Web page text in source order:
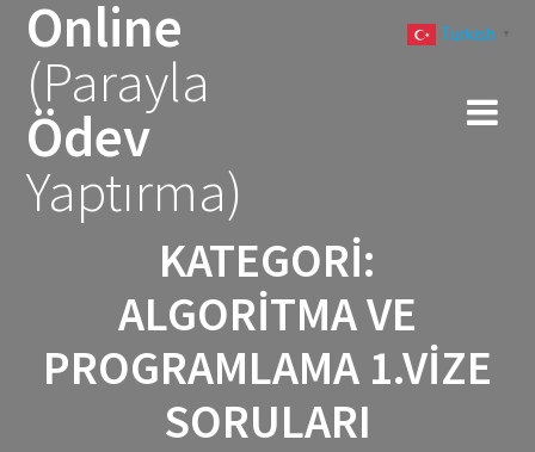
Online
(Parayla
Ödev
Yaptırma)
KATEGORI:
ALGORITMA VE
PROGRAMLAMA 1.VIZE
SORULARI
Turkish ▼